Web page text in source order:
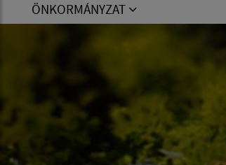
ÖNKORMÁNYZAT